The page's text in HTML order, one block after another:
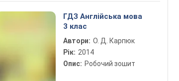
ГДЗ Англійська мова
3 клас
Автори: О. Д. Карпюк
Рік: 2014
Опис: Робочий зошит